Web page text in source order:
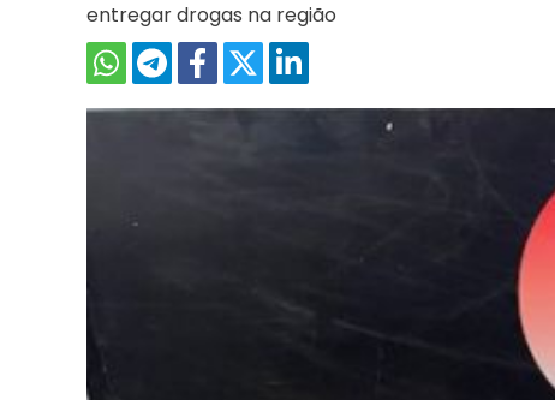
entregar drogas na região